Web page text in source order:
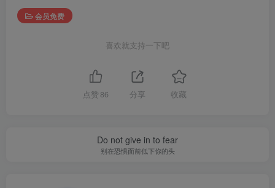
会员免费
喜欢就支持一下吧
点赞 86 分享 收藏
Do not give in to fear
别在恐惧面前低下你的头